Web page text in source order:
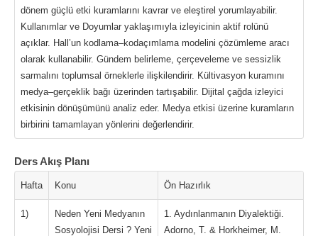
dönem güçlü etki kuramlarını kavrar ve eleştirel yorumlayabilir.
Kullanımlar ve Doyumlar yaklaşımıyla izleyicinin aktif rolünü
açıklar. Hall’un kodlama–kodaçımlama modelini çözümleme aracı
olarak kullanabilir. Gündem belirleme, çerçeveleme ve sessizlik
sarmalını toplumsal örneklerle ilişkilendirir. Kültivasyon kuramını
medya–gerçeklik bağı üzerinden tartışabilir. Dijital çağda izleyici
etkisinin dönüşümünü analiz eder. Medya etkisi üzerine kuramların
birbirini tamamlayan yönlerini değerlendirir.
Ders Akış Planı
Hafta Konu Ön Hazırlık
1)
Neden Yeni Medyanın
Sosyolojisi Dersi ? Yeni
1. Aydınlanmanın Diyalektiği.
Adorno, T. & Horkheimer, M.